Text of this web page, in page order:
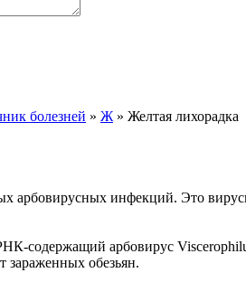
болезней » Ж » Желтая лихорадка
арбовирусных инфекций. Это
содержащий арбовирус
зараженных обезьян.